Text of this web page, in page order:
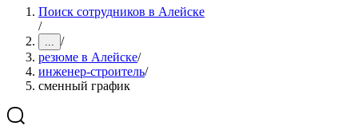
Поиск сотрудников в Алейске
/
... /
резюме в Алейске/
инженер-строитель/
сменный график